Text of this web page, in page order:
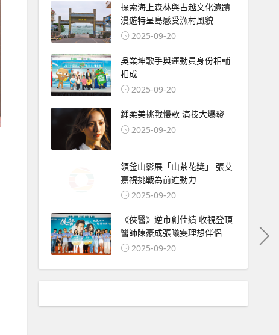
探索海上森林與古越文化遺蹟
漫遊特呈島感受漁村風貌
2025-09-20
吳業坤歌手與運動員身份相輔
相成
2025-09-20
鍾柔美挑戰慢歌 演技大爆發
2025-09-20
領釜山影展「山茶花獎」 張艾
嘉視挑戰為前進動力
2025-09-20
《俠醫》逆市創佳績 收視登頂
醫師陳豪成張曦雯理想伴侶
2025-09-20